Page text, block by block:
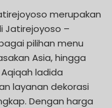
merupakan
Jatirejoyoso –
pilihan menu
Asia, hingga
ladida
layanan dekorasi
Dengan harga